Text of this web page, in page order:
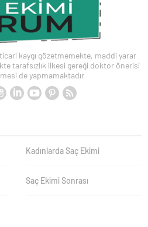
kaygı gözetmemekte, maddi yarar
tarafsızlık ilkesi gereği doktor önerisi
de yapmamaktadır
Kadınlarda Saç Ekimi
Saç Ekimi Sonrası